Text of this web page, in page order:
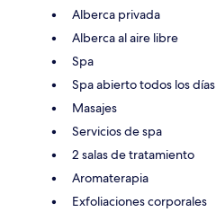
Alberca privada
Alberca al aire libre
Spa
Spa abierto todos los días
Masajes
Servicios de spa
2 salas de tratamiento
Aromaterapia
Exfoliaciones corporales